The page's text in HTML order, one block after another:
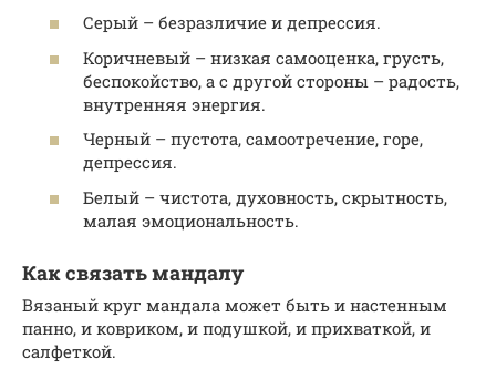
Серый – безразличие и депрессия.
Коричневый – низкая самооценка, грусть,
беспокойство, а с другой стороны – радость,
внутренняя энергия.
Черный – пустота, самоотречение, горе,
депрессия.
Белый – чистота, духовность, скрытность,
малая эмоциональность.
Как связать мандалу
Вязаный круг мандала может быть и настенным
панно, и ковриком, и подушкой, и прихваткой, и
салфеткой.